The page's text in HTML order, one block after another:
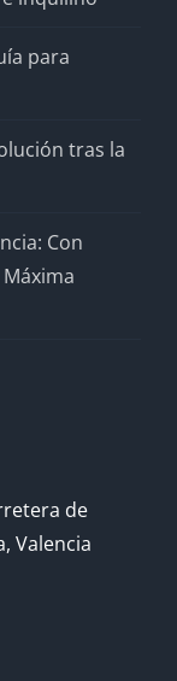
para
tras la
Con
de
Valencia